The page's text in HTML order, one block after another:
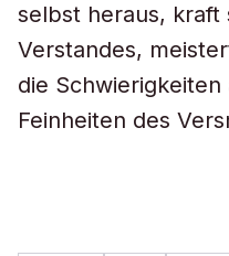
selbst heraus, kraft
Verstandes,
die
Feinheiten des